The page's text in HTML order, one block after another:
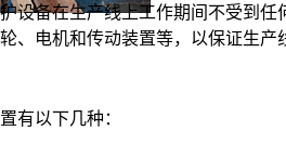
设备在生产线上工作期间不受到
、电机和传动装置等，以保证生
有以下几种：